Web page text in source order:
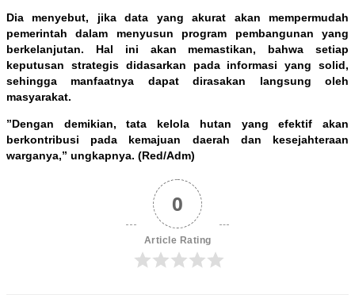
Dia menyebut, jika data yang akurat akan mempermudah
pemerintah dalam menyusun program pembangunan yang
berkelanjutan. Hal ini akan memastikan, bahwa setiap
keputusan strategis didasarkan pada informasi yang solid,
sehingga manfaatnya dapat dirasakan langsung oleh
masyarakat.
”Dengan demikian, tata kelola hutan yang efektif akan
berkontribusi pada kemajuan daerah dan kesejahteraan
warganya,” ungkapnya. (Red/Adm)
0
Article Rating